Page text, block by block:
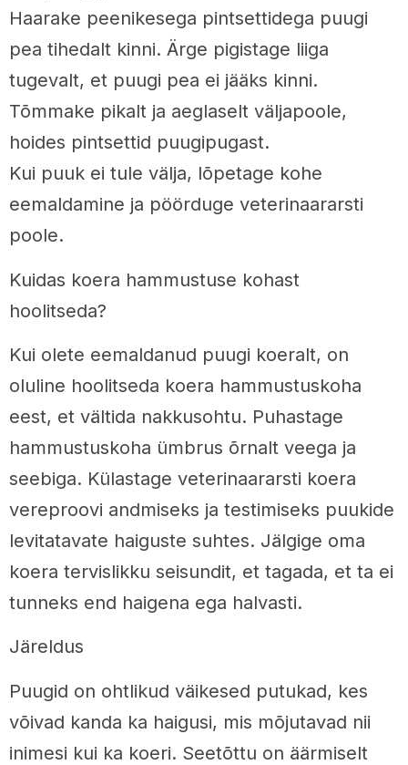
Haarake peenikesega pintsettidega puugi
pea tihedalt kinni. Ärge pigistage liiga
tugevalt, et puugi pea ei jääks kinni.
Tõmmake pikalt ja aeglaselt väljapoole,
hoides pintsettid puugipugast.
Kui puuk ei tule välja, lõpetage kohe
eemaldamine ja pöörduge veterinaararsti
poole.
Kuidas koera hammustuse kohast
hoolitseda?
Kui olete eemaldanud puugi koeralt, on
oluline hoolitseda koera hammustuskoha
eest, et vältida nakkusohtu. Puhastage
hammustuskoha ümbrus õrnalt veega ja
seebiga. Külastage veterinaararsti koera
vereproovi andmiseks ja testimiseks puukide
levitatavate haiguste suhtes. Jälgige oma
koera tervislikku seisundit, et tagada, et ta ei
tunneks end haigena ega halvasti.
Järeldus
Puugid on ohtlikud väikesed putukad, kes
võivad kanda ka haigusi, mis mõjutavad nii
inimesi kui ka koeri. Seetõttu on äärmiselt